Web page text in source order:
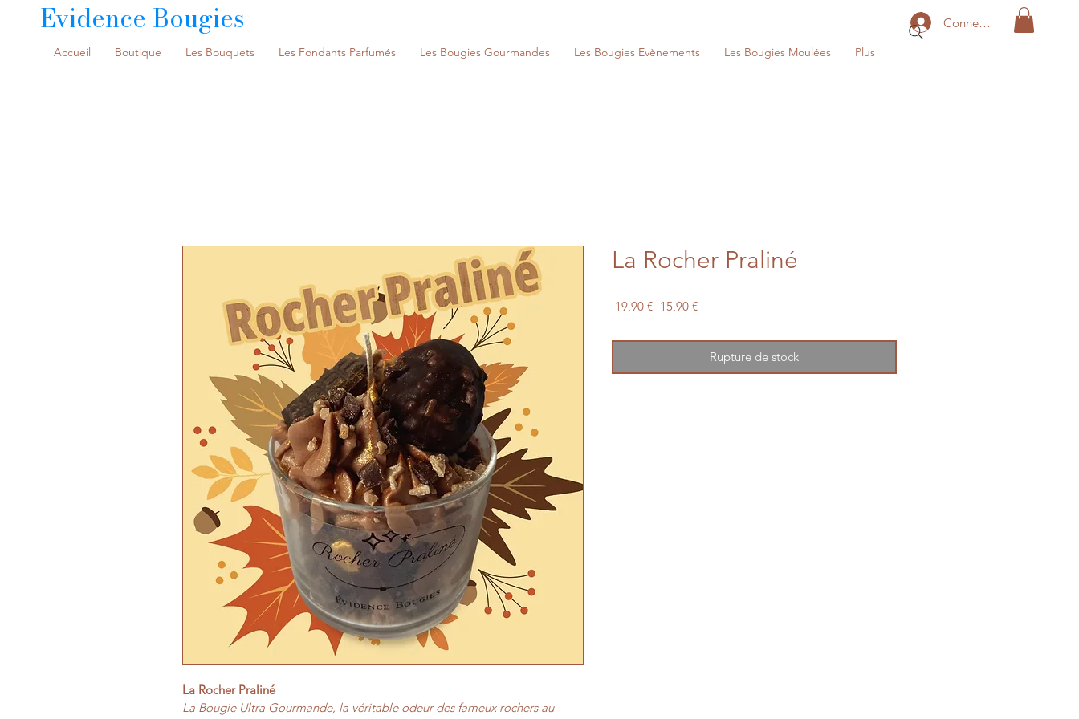
Evidence Bougies Connexion
Accueil Boutique Les Bouquets Les Fondants Parfumés Les Bougies Gourmandes Les Bougies Evènements Les Bougies Moulées Plus
La Rocher Praliné
La Bougie Ultra Gourmande, la véritable odeur des fameux rochers au
La Rocher Praliné
19,90 € Prix
15,90 €Prix
Rupture de stock